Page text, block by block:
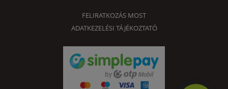
FELIRATKOZÁS MOST
ADATKEZELÉSI TÁJÉKOZTATÓ